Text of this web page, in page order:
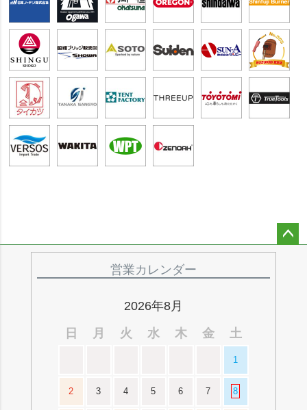
営業カレンダー
2026年8月
日
月 火 水 木 金 土
1
2 3 4 5 6 7 8